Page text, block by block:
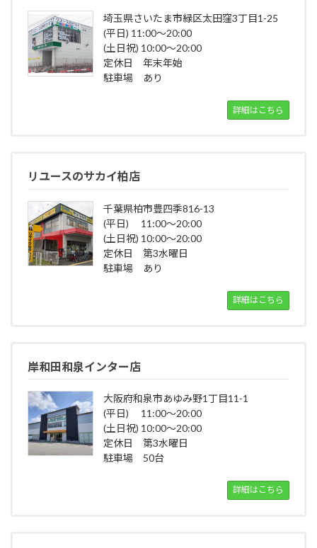
埼玉県さいたま市緑区太田窪3丁目1-25
(平日) 11:00～20:00
(土日祝) 10:00～20:00
定休日 年末年始
駐車場 あり
詳細はこちら
リユースのサカイ柏店
千葉県柏市豊四季816-13
(平日) 11:00～20:00
(土日祝) 10:00～20:00
定休日 第3水曜日
駐車場 あり
詳細はこちら
岸和田和泉インター店
大阪府和泉市あゆみ野1丁目11-1
(平日) 11:00～20:00
(土日祝) 10:00～20:00
定休日 第3水曜日
駐車場 50台
詳細はこちら